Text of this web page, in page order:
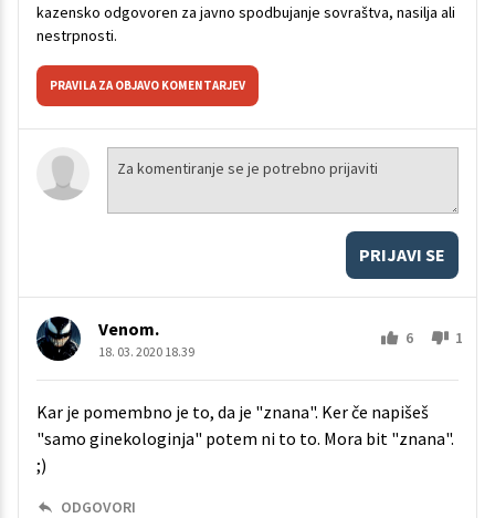
kazensko odgovoren za javno spodbujanje sovraštva, nasilja ali
nestrpnosti.
PRAVILA ZA OBJAVO KOMENTARJEV
PRIJAVI SE
Venom.
18. 03. 2020 18.39
6 1
Kar je pomembno je to, da je "znana". Ker če napišeš
"samo ginekologinja" potem ni to to. Mora bit "znana".
;)
ODGOVORI